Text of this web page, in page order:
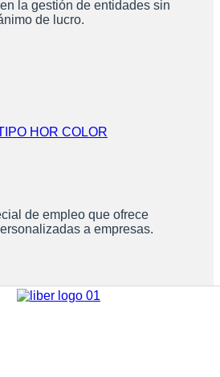
la gestión de entidades sin
de lucro.
de empleo que ofrece
a empresas.